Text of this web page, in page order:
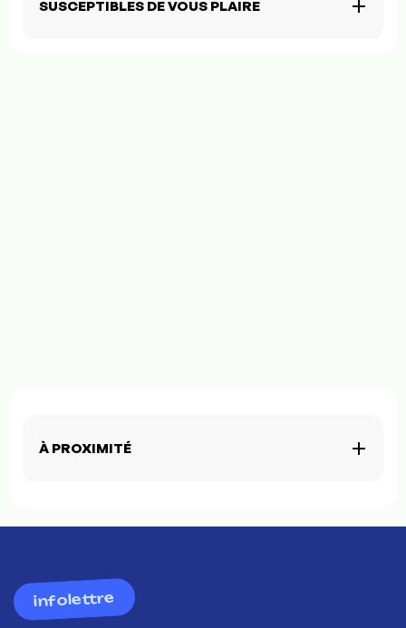
SUSCEPTIBLES DE VOUS PLAIRE
À PROXIMITÉ
infolettre